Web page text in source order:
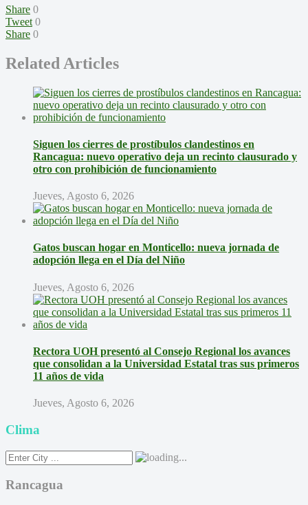
Share 0
Tweet 0
Share 0
Related Articles
Siguen los cierres de prostíbulos clandestinos en
Rancagua: nuevo operativo deja un recinto clausurado y
otro con prohibición de funcionamiento
Jueves, Agosto 6, 2026
Gatos buscan hogar en Monticello: nueva jornada de
adopción llega en el Día del Niño
Jueves, Agosto 6, 2026
Rectora UOH presentó al Consejo Regional los avances
que consolidan a la Universidad Estatal tras sus primeros
11 años de vida
Jueves, Agosto 6, 2026
Clima
Rancagua